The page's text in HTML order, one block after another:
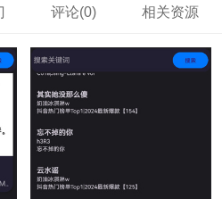
评论(0) 相关资源